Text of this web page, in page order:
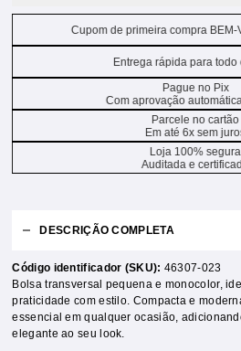
Cupom de primeira compra BEM-
Entrega rápida para todo
Pague no Pix
Com aprovação
Parcele no cartão
Em até 6x sem
Loja 100% segura
Auditada e
DESCRIÇÃO COMPLETA
Código identificador (SKU): 46307-023
Bolsa transversal pequena e monocolor,
praticidade com estilo. Compacta e
essencial em qualquer ocasião,
elegante ao seu look.